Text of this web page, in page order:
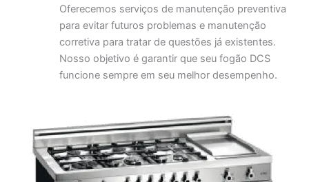
Oferecemos serviços de manutenção preventiva
para evitar futuros problemas e manutenção
corretiva para tratar de questões já existentes.
Nosso objetivo é garantir que seu fogão DCS
funcione sempre em seu melhor desempenho.